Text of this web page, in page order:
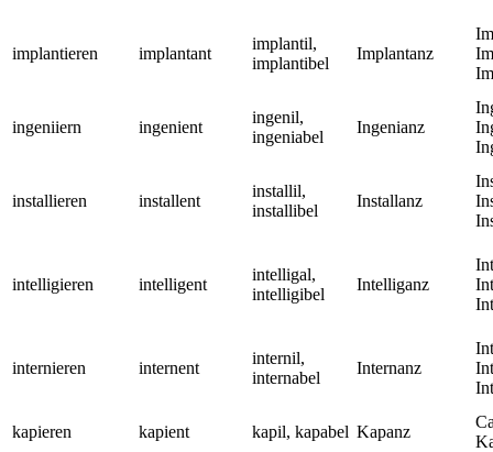
implantieren implantant
implantil,
implantibel
Implantanz
ingeniiern ingenient
ingenil,
ingeniabel
Ingenianz
installieren installent
installil,
installibel
Installanz
intelligieren intelligent
intelligal,
intelligibel
Intelliganz
internieren internent
internil,
internabel
Internanz
kapieren kapient kapil, kapabel Kapanz